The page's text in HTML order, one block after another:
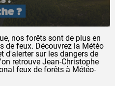
nos forêts sont de plus en
de feux. Découvrez la Météo
d'alerter sur les dangers de
retrouve Jean-Christophe
feux de forêts à Météo-